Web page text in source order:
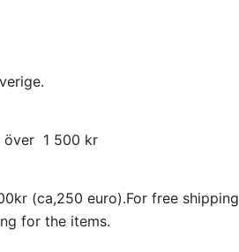
över 1 500 kr
(ca,250 euro).For free shipping
for the items.